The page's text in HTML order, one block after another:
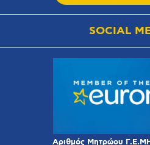
SOCIAL